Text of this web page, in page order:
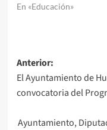
En «Educación»
Navegación
de
entradas
Anterior:
El Ayuntamiento de
convocatoria del
Ayuntamiento,